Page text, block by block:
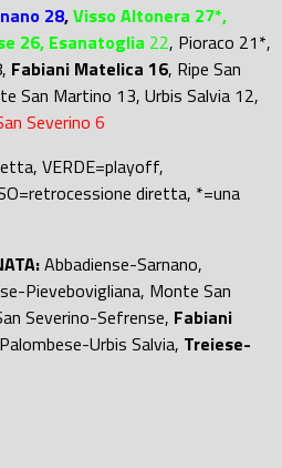
28,Visso Altonera 27*,
26, Esanatoglia 22, Pioraco 21*,
Fabiani Matelica 16, Ripe San
San Martino 13, Urbis Salvia 12,
Severino 6
VERDE=playoff,
diretta, *=una
Abbadiense-Sarnano,
Pievebovigliana, Monte San
Severino-Sefrense, Fabiani
Urbis Salvia, Treiese-